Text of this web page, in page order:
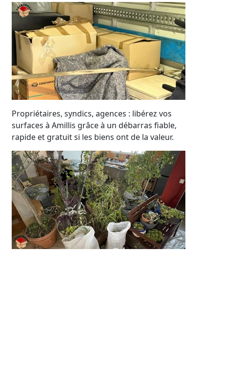
Propriétaires, syndics, agences : libérez vos
surfaces à Amillis grâce à un débarras fiable,
rapide et gratuit si les biens ont de la valeur.